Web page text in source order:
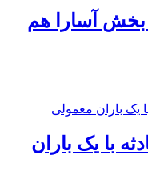
بخش آسارا هم
با یک باران